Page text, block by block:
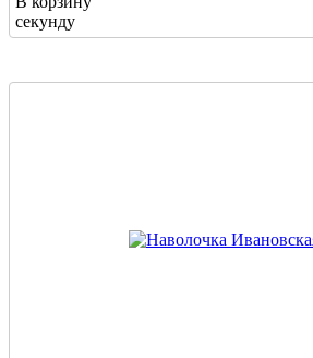
секунду